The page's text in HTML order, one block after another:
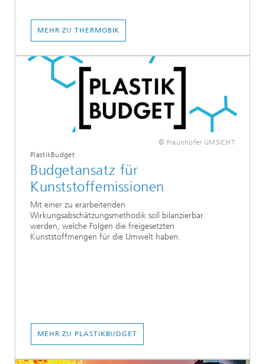
MEHR ZU THERMOBIK
© Fraunhofer UMSICHT
PlastikBudget
Budgetansatz für
Kunststoffemissionen
Mit einer zu erarbeitenden
Wirkungsabschätzungsmethodik soll bilanzierbar
werden, welche Folgen die freigesetzten
Kunststoffmengen für die Umwelt haben.
MEHR ZU PLASTIKBUDGET